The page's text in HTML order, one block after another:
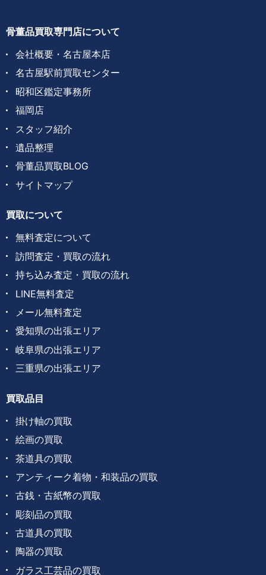
骨董品買取専門店について
会社概要・名古屋本店
名古屋駅前買取センター
昭和区鑑定事務所
福岡店
スタッフ紹介
遺品整理
骨董品買取BLOG
サイトマップ
買取について
無料査定について
訪問査定・買取の流れ
持ち込み査定・買取の流れ
LINE無料査定
メール無料査定
愛知県の出張エリア
岐阜県の出張エリア
三重県の出張エリア
買取品目
掛け軸の買取
絵画の買取
茶道具の買取
アンティーク着物・和装品の買取
古銭・古紙幣の買取
彫刻品の買取
古道具の買取
陶器の買取
ガラス工芸品の買取